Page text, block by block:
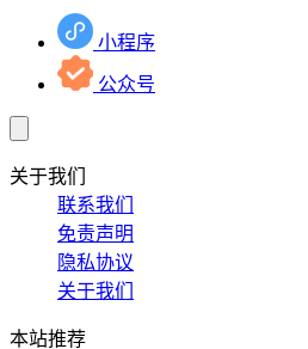
小程序
公众号
关于我们
联系我们
免责声明
隐私协议
关于我们
本站推荐